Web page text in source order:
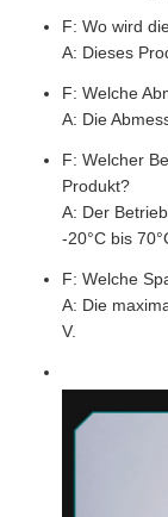
F: Wo wird
A: Dieses
F: Welche
A: Die
F: Welcher
Produkt?
A: Der
-20°C bis
F: Welche
A: Die
V.